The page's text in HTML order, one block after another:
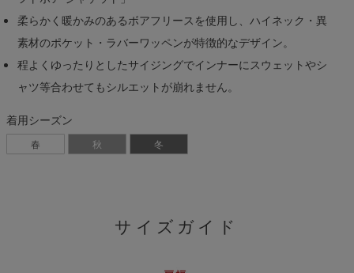
柔らかく暖かみのあるボアフリースを使用し、ハイネック・異
素材のポケット・ラバーワッペンが特徴的なデザイン。
程よくゆったりとしたサイジングでインナーにスウェットやシ
ャツ等合わせてもシルエットが崩れません。
着用シーズン
春 秋 冬
サイズガイド